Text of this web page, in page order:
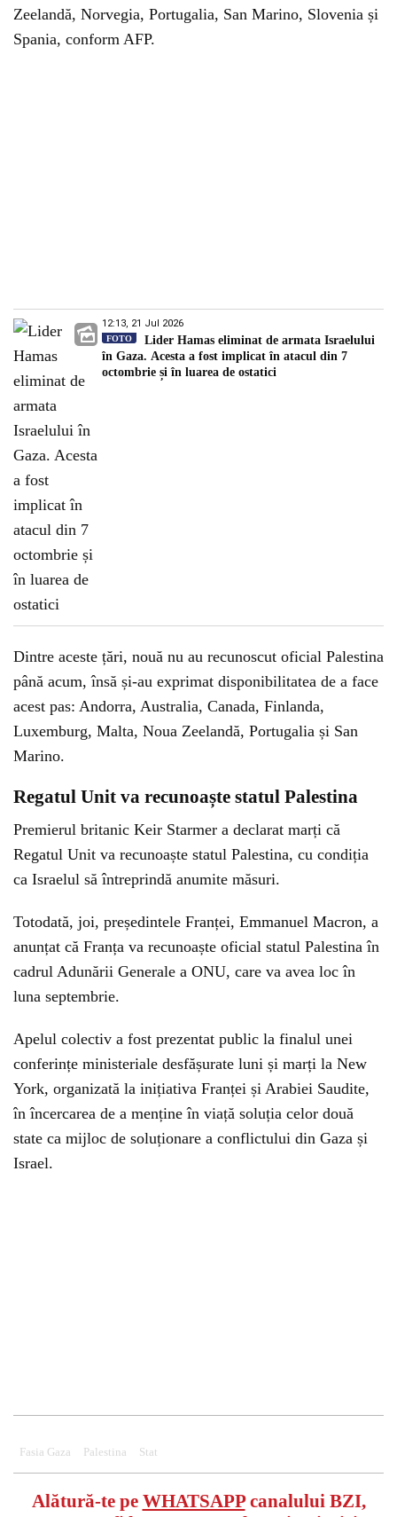
Zeelandă, Norvegia, Portugalia, San Marino, Slovenia și
Spania, conform AFP.
12:13, 21 Jul 2026
FOTO
Lider Hamas eliminat de armata Israelului
în Gaza. Acesta a fost implicat în atacul din 7
octombrie și în luarea de ostatici
Dintre aceste țări, nouă nu au recunoscut oficial Palestina
până acum, însă și-au exprimat disponibilitatea de a face
acest pas: Andorra, Australia, Canada, Finlanda,
Luxemburg, Malta, Noua Zeelandă, Portugalia și San
Marino.
Regatul Unit va recunoaște statul Palestina
Premierul britanic Keir Starmer a declarat marți că
Regatul Unit va recunoaște statul Palestina, cu condiția
ca Israelul să întreprindă anumite măsuri.
Totodată, joi, președintele Franței, Emmanuel Macron, a
anunțat că Franța va recunoaște oficial statul Palestina în
cadrul Adunării Generale a ONU, care va avea loc în
luna septembrie.
Apelul colectiv a fost prezentat public la finalul unei
conferințe ministeriale desfășurate luni și marți la New
York, organizată la inițiativa Franței și Arabiei Saudite,
în încercarea de a menține în viață soluția celor două
state ca mijloc de soluționare a conflictului din Gaza și
Israel.
Fasia Gaza Palestina Stat
Alătură-te pe WHATSAPPcanalului BZI,